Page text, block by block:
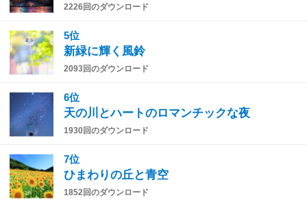
2226回のダウンロード
5位
新緑に輝く風鈴
2093回のダウンロード
6位
天の川とハートのロマンチックな夜
1930回のダウンロード
7位
ひまわりの丘と青空
1852回のダウンロード